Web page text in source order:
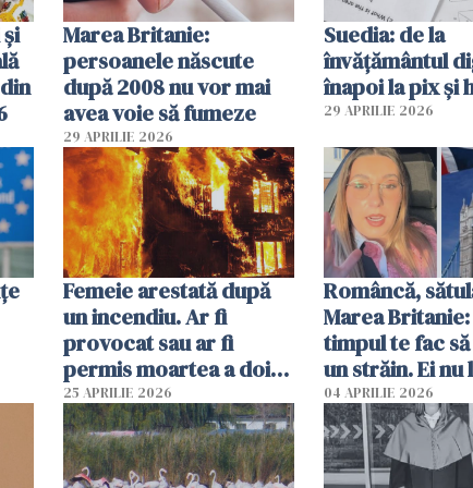
Marea Britanie:
persoanele născute
după 2008 nu vor mai
avea voie să fumeze
29 APRILIE 2026
Suedia: de la
învățământul
înapoi la pix și
29 APRILIE 2026
Femeie arestată după
un incendiu. Ar fi
provocat sau ar fi
permis moartea a doi
copii de 1 an și 3 ani
25 APRILIE 2026
Româncă,
Marea
timpul te fac
un străin. Ei nu
ca noi. În
oamenii sunt
04 APRILIE 2026